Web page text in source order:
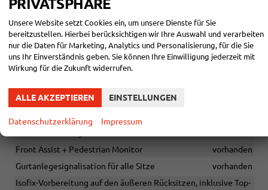
Dreipunkt-Sicherheitgurte hinten auf dem mittleren Sitz
vorhanden
Dreipunkt-Sicherheitgurte hinten auf den äußeren Sitzen
ESC, ABS, MSR, ASR, EDS, HBA, DSR, RBS, MKB, TMP, HHC, XDS+
Fahrer- und abschaltbarer Beifahrerairbag
Front Assist + Pedestrian Monitor
vorhanden
Gurtanlegesignalisation für alle Sitze
vorhanden
Isofix-Vorbereitung auf den äußeren Rücksitzen, inklusive Top-
PRIVATSPHÄRE
Unsere Website setzt Cookies ein, um unsere Dienste für Sie
bereitzustellen. Hierbei berücksichtigen wir Ihre Auswahl und verarbeiten
nur die Daten für Marketing, Analytics und Personalisierung, für die Sie
uns Ihr Einverständnis geben. Sie können Ihre Einwilligung jederzeit mit
Wirkung für die Zukunft widerrufen.
ALLE AKZEPTIEREN EINSTELLUNGEN
Datenschutzerklärung Impressum